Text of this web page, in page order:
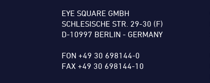
EYE SQUARE GMBH
SCHLESISCHE STR. 29-30 (F)
D-10997 BERLIN - GERMANY
FON +49 30 698144-0
FAX +49 30 698144-10